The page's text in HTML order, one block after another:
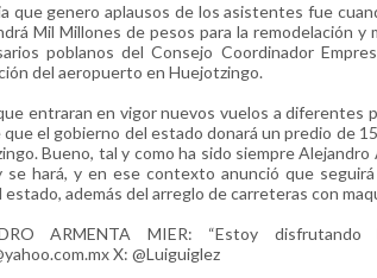
que genero aplausos de los asistentes fue
Mil Millones de pesos para la remodelación
poblanos del Consejo Coordinador
del aeropuerto en Huejotzingo.
entraran en vigor nuevos vuelos a diferentes
que el gobierno del estado donará un predio de
Bueno, tal y como ha sido siempre
se hará, y en ese contexto anunció que
además del arreglo de carreteras con
ARMENTA MIER: “Estoy
X: @Luiguiglez